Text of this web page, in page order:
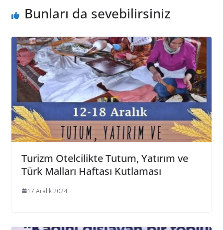
Bunları da sevebilirsiniz
Turizm Otelcilikte Tutum, Yatırım ve
Türk Malları Haftası Kutlaması
17 Aralık 2024